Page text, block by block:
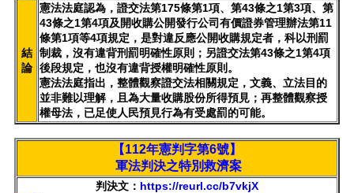
結
論
憲法法庭認為，證交法第175條第1項、第43條之1第3項、第
43條之1第4項及開收購公開發行公司有價證券管理辦法第11
條第1項等4項規定，是對違反應公開收購規定者，科以刑罰
制裁，沒有違背刑罰明確性原則；另證交法第43條之1第4項
後段規定，也沒有違背授權明確性原則。
憲法法庭指出，整體觀察證交法相關規定，文義、立法目的
並非難以理解，且為大量收購股份所得預見；再整體觀察授
權母法，已足使人民預見行為有受處罰的可能。
【112年憲判字第6號】
軍法判決之特別救濟案
判決文： https://reurl.cc/b7vkjX